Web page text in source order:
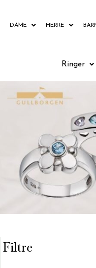
DAME HERRE
Ringer
Filtre